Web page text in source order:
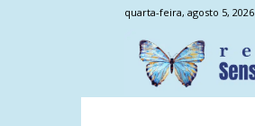
quarta-feira, agosto 5, 2026